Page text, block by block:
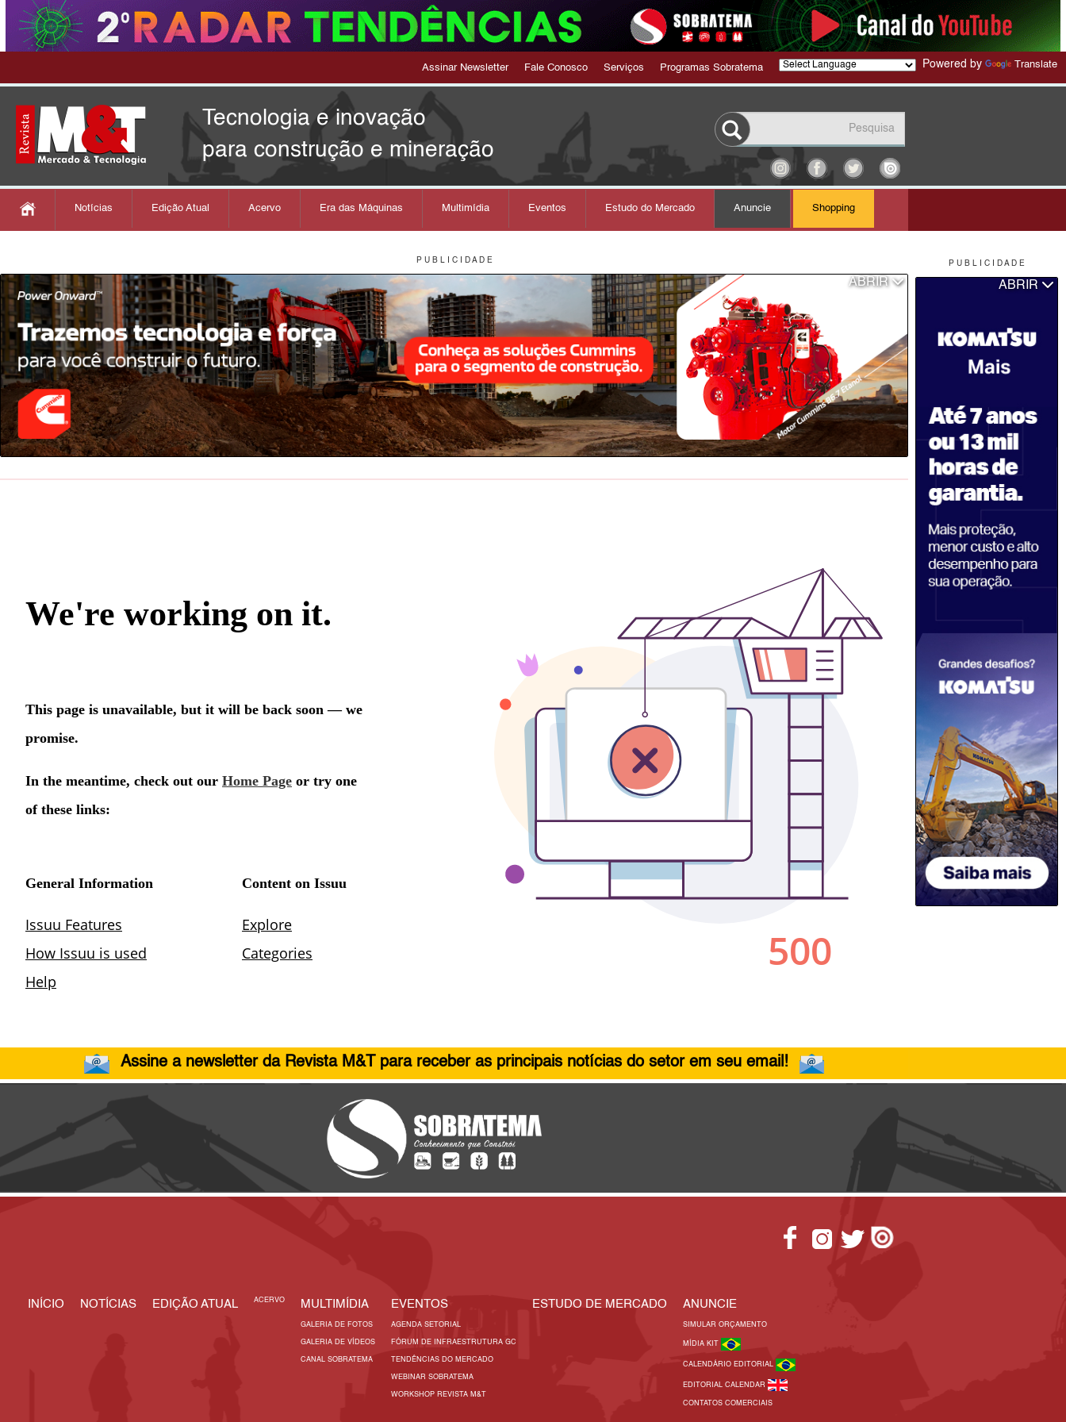
P U B L I C I D A D E
ABRIR
Assinar Newsletter Fale Conosco Serviços Programas Sobratema Powered by Translate
Tecnologia e inovação
para construção e mineração
Notícias Edição Atual Acervo Era das Máquinas Multimídia Eventos Estudo do Mercado Anuncie Shopping
P U B L I C I D A D E
ABRIR
Assine a newsletter da Revista M&T para receber as principais notícias do setor em seu email!
INÍCIO NOTÍCIAS EDIÇÃO ATUAL ACERVO MULTIMÍDIA
GALERIA DE FOTOS
GALERIA DE VÍDEOS
CANAL SOBRATEMA
EVENTOS
AGENDA SETORIAL
FÓRUM DE INFRAESTRUTURA GC
TENDÊNCIAS DO MERCADO
WEBINAR SOBRATEMA
WORKSHOP REVISTA M&T
ESTUDO DE MERCADO ANUNCIE
SIMULAR ORÇAMENTO
MÍDIA KIT
CALENDÁRIO EDITORIAL
EDITORIAL CALENDAR
CONTATOS COMERCIAIS